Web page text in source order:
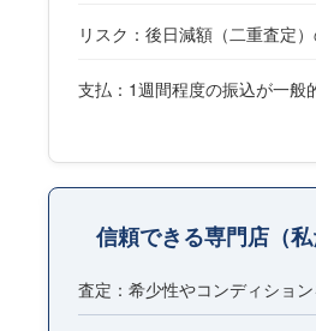
リスク：後日減額（二重査定
支払：1週間程度の振込が一般
信頼できる専門店（私
査定：希少性やコンディショ